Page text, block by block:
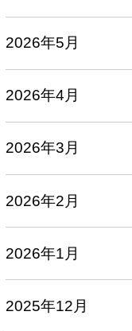
2026年5月
2026年4月
2026年3月
2026年2月
2026年1月
2025年12月